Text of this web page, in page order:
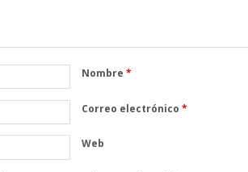
Nombre *
Correo electrónico *
Web